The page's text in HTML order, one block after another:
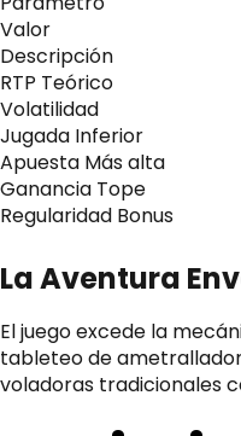
Valor
Descripción
RTP Teórico
Volatilidad
Jugada Inferior
Apuesta Más alta
Ganancia Tope
Regularidad Bonus
La Aventura
El juego excede la
tableteo de
voladoras tradicionales